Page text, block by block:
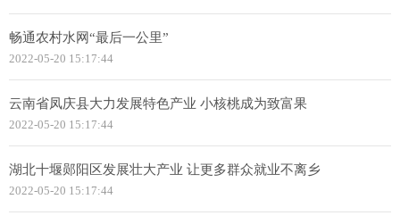
畅通农村水网“最后一公里”
2022-05-20 15:17:44
云南省凤庆县大力发展特色产业 小核桃成为致富果
2022-05-20 15:17:44
湖北十堰郧阳区发展壮大产业 让更多群众就业不离乡
2022-05-20 15:17:44